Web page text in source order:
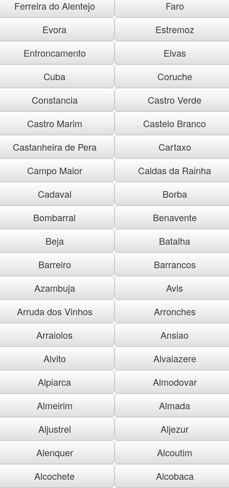
Ferreira do Alentejo
Faro
Evora
Estremoz
Entroncamento
Elvas
Cuba
Coruche
Constancia
Castro Verde
Castro Marim
Castelo Branco
Castanheira de Pera
Cartaxo
Campo Maior
Caldas da Rainha
Cadaval
Borba
Bombarral
Benavente
Beja
Batalha
Barreiro
Barrancos
Azambuja
Avis
Arruda dos Vinhos
Arronches
Arraiolos
Ansiao
Alvito
Alvaiazere
Alpiarca
Almodovar
Almeirim
Almada
Aljustrel
Aljezur
Alenquer
Alcoutim
Alcochete
Alcobaca